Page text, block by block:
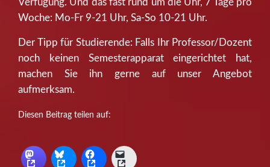
Verfügung. Und das fast rund um die Uhr, 7 Tage pro
Woche: Mo-Fr 9-21 Uhr, Sa-So 10-21 Uhr.
Der Tipp für Studierende: Falls Ihr Professor/Dozent
noch keinen Semesterapparat eingerichtet hat,
machen Sie ihn gerne auf unser Angebot
aufmerksam.
Diesen Beitrag teilen auf: